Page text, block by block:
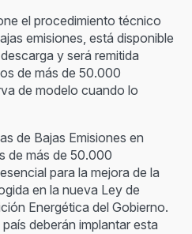
el procedimiento técnico
emisiones, está disponible
y será remitida
de más de 50.000
de modelo cuando lo
de Bajas Emisiones en
de más de 50.000
para la mejora de la
en la nueva Ley de
Energética del Gobierno.
país deberán implantar esta